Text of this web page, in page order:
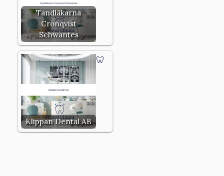
Tandläkarna
Cronqvist
Schwantes
Klippan Dental AB